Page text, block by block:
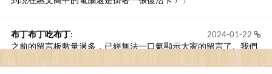
2024-01-22
布丁布丁吃布丁:
之前的留言板數量過多，已經無法一口氣顯示大家的留言了。我們